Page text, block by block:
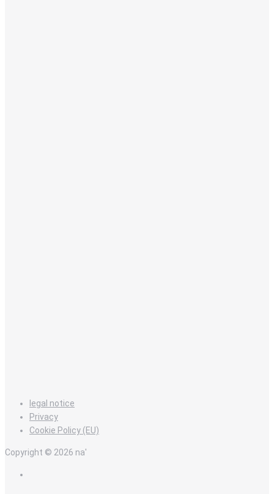
legal notice
Privacy
Cookie Policy (EU)
Copyright © 2026 na'